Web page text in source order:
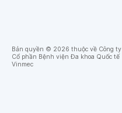
Bản quyền © 2026 thuộc về Công ty
Cổ phần Bệnh viện Đa khoa Quốc tế
Vinmec